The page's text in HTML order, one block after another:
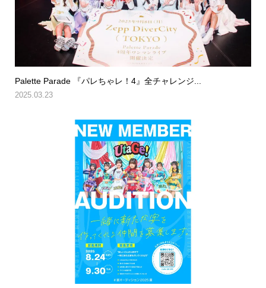
Palette Parade 『パレちゃレ！4』全チャレンジ...
2025.03.23